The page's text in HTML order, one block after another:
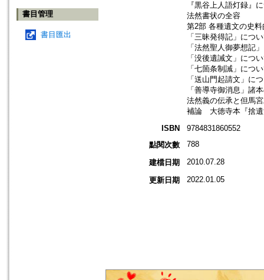
書目管理
書目匯出
『黒谷上人語灯録』
法然書状の全容
第2部 各種遺文の史料
「三昧発得記」につ
「法然聖人御夢想記
「没後遺誡文」につ
「七箇条制誡」につ
「送山門起請文」に
「善導寺御消息」諸
法然義の伝承と但馬
補論 大徳寺本『捨遺
ISBN
9784831860552
點閱次數
788
建檔日期 2010.07.28
更新日期 2022.01.05